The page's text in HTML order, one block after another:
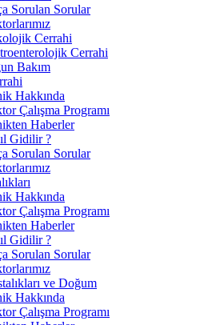
Sorulan Sorular
Cerrahi
Cerrahi
Bakım
Hakkında
Çalışma Programı
Haberler
Gidilir ?
Sorulan Sorular
Hakkında
Çalışma Programı
Haberler
Gidilir ?
Sorulan Sorular
ve Doğum
Hakkında
Çalışma Programı